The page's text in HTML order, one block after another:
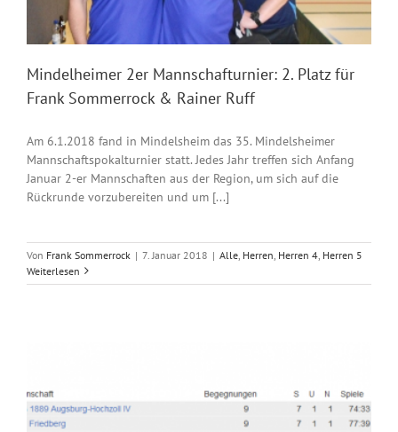
Mindelheimer 2er Mannschafturnier: 2. Platz für
Frank Sommerrock & Rainer Ruff
Am 6.1.2018 fand in Mindelsheim das 35. Mindelsheimer
Mannschaftspokalturnier statt. Jedes Jahr treffen sich Anfang
Januar 2-er Mannschaften aus der Region, um sich auf die
Rückrunde vorzubereiten und um [...]
Von Frank Sommerrock | 7. Januar 2018 | Alle Herren Herren 4 Herren 5
Weiterlesen